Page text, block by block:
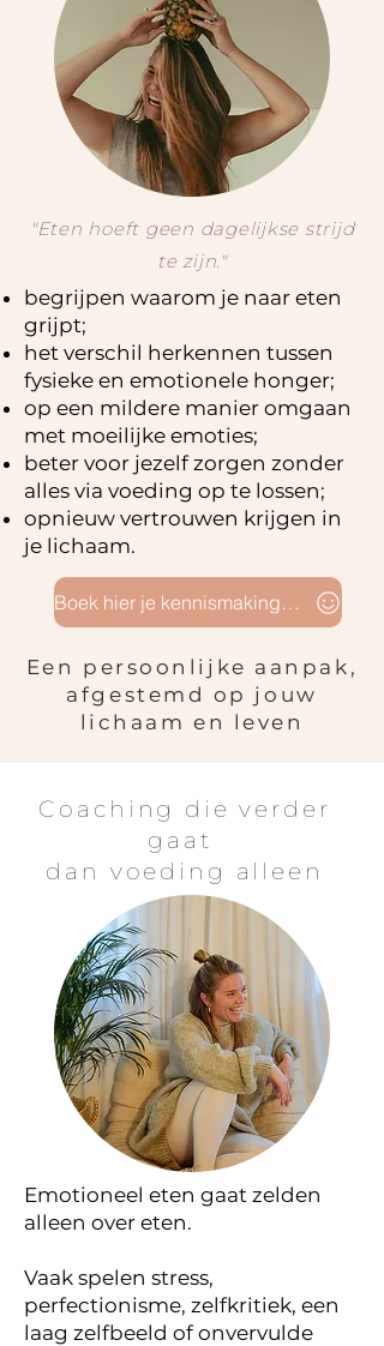
"Eten hoeft geen dagelijkse strijd
te zijn."
begrijpen waarom je naar eten
grijpt;
het verschil herkennen tussen
fysieke en emotionele honger;
op een mildere manier omgaan
met moeilijke emoties;
beter voor jezelf zorgen zonder
alles via voeding op te lossen;
opnieuw vertrouwen krijgen in
je lichaam.
Boek hier je kennismakingsgesprek
Een persoonlijke aanpak,
afgestemd op jouw
lichaam en leven
Coaching die verder
gaat
dan voeding alleen
Emotioneel eten gaat zelden
alleen over eten.
Vaak spelen stress,
perfectionisme, zelfkritiek, een
laag zelfbeeld of onvervulde